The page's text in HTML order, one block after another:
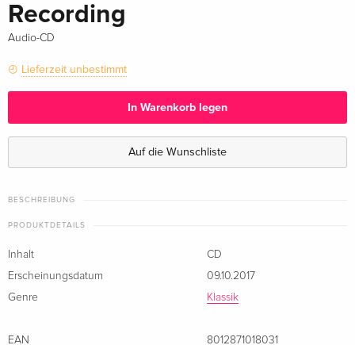
Recording
Audio-CD
Lieferzeit unbestimmt
In Warenkorb legen
Auf die Wunschliste
BESCHREIBUNG
PRODUKTDETAILS
Inhalt
CD
Erscheinungsdatum
09.10.2017
Genre
Klassik
EAN
8012871018031